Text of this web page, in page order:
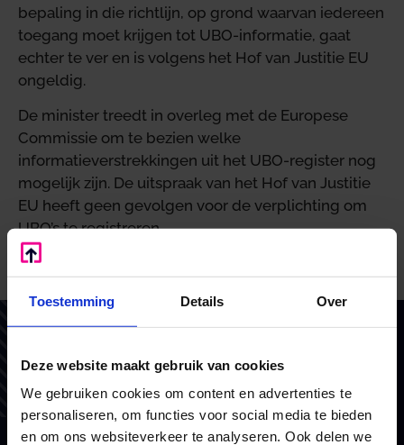
Toestemming Details Over
Deze website maakt gebruik van cookies
We gebruiken cookies om content en advertenties te
personaliseren, om functies voor social media te bieden
en om ons websiteverkeer te analyseren. Ook delen we
bepaling in die richtlijn, op grond waarvan iedereen
toegang moet krijgen tot UBO-informatie, gaat
echter te ver en is volgens het Hof van Justitie EU
ongeldig.
De minister treedt in overleg met de Europese
Commissie om te bezien welke
informatieverstrekkingen uit het UBO-register nog
mogelijk zijn. De uitspraak van het Hof van Justitie
EU heeft geen gevolgen voor de verplichting om
UBO’s te registreren.
Bron: Ministerie van Financiën | publicatie | 2022-0000285345;
ECLI:EU:C:2022:912 | 21-11-2022
honderden andere ondernemers
Als financieel en belastingadviseurs coachen we en
doen we waar we goed in zijn. Voor het MKB en